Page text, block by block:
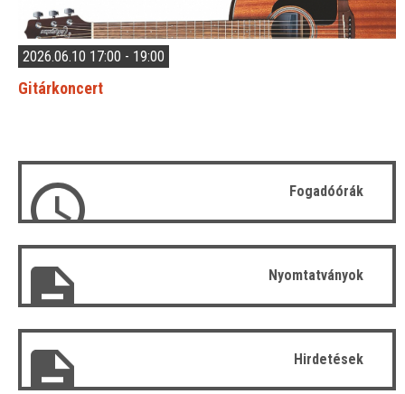
2026.06.10 17:00 - 19:00
Gitárkoncert
Fogadóórák
Nyomtatványok
Hirdetések